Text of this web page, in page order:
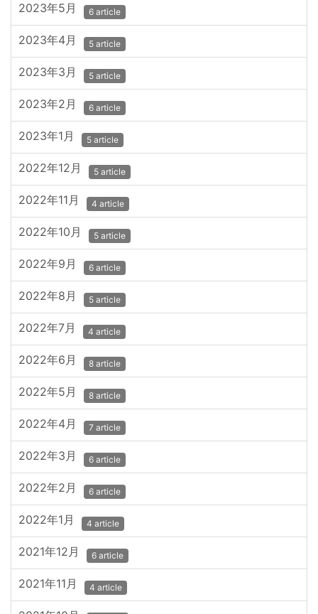
2023年5月 6 article
2023年4月 5 article
2023年3月 5 article
2023年2月 6 article
2023年1月 5 article
2022年12月 5 article
2022年11月 4 article
2022年10月 5 article
2022年9月 6 article
2022年8月 5 article
2022年7月 4 article
2022年6月 8 article
2022年5月 8 article
2022年4月 7 article
2022年3月 6 article
2022年2月 6 article
2022年1月 4 article
2021年12月 6 article
2021年11月 4 article